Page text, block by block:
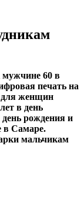
мужчине 60 в
печать на
для женщин
в день
рождения и
в Самаре.
мальчикам